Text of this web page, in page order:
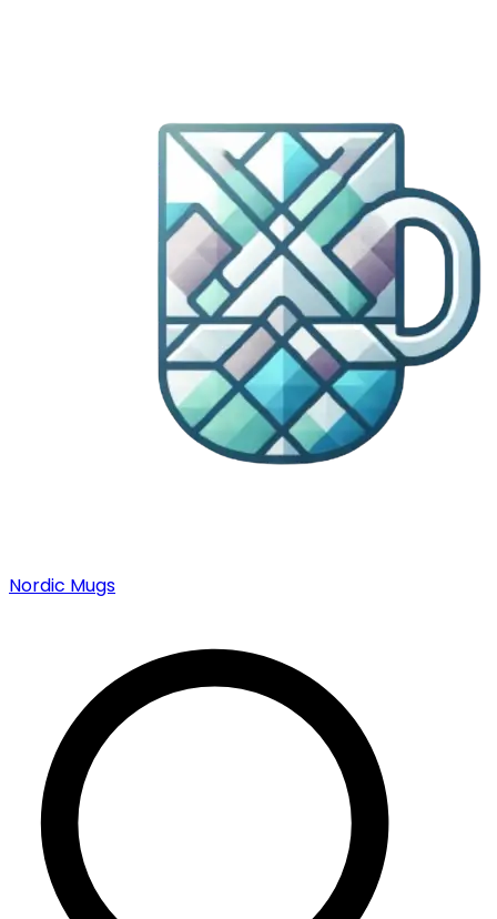
Nordic Mugs